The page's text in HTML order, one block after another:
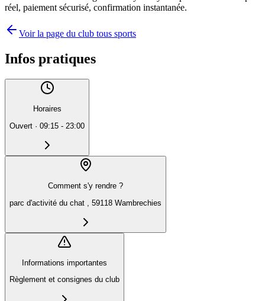
réel, paiement sécurisé, confirmation instantanée.
Voir la page du club tous sports
Infos pratiques
Horaires
Ouvert · 09:15 - 23:00
Comment s'y rendre ?
parc d'activité du chat , 59118 Wambrechies
Informations importantes
Règlement et consignes du club